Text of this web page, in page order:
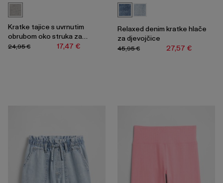
Kratke tajice s uvrnutim
obrubom oko struka za
djevojčice
17,47 €
24,95 €
Relaxed denim kratke hlače
za djevojčice
27,57 €
45,95 €